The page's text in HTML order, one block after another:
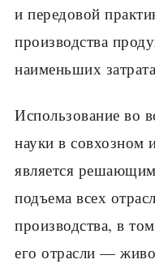
и передовой
производства
наименьших
Использование во
науки в совхозном
является
подъема всех
производства, в
его отрасли —